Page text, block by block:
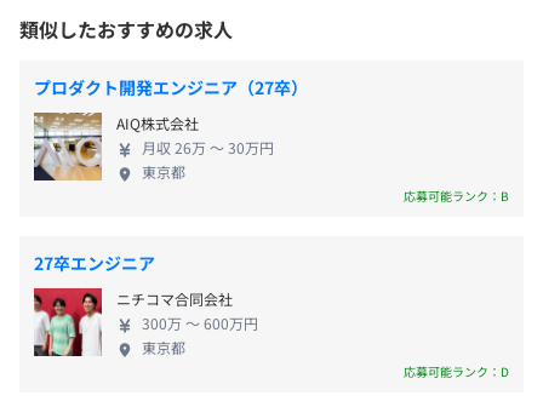
呂、キッチンといった各物件の写真へのキャプションも通
常であれば手入力ですが、画像認識機能を活用すれば一括
入力もできる仕様となっています。誰がやっても変わらな
い業務をシステムに任せることで、人材を有効活用し組織
全体の生産性を向上させることができます。
に制作できます。また、集客支援機能が実装されており、
自社サイトでどうやって反響を獲得していくかについて
も、『みらいえ』が蓄積したデータから自動で導き出し、
サポートをします。属人的であった部分がデータで明確に
なりますので、集客効率の大幅な向上が期待できる機能で
■東京メトロ丸の内線・都営新宿線「新宿三丁目駅」
B3（B5）より徒歩2分
■西武新宿線西武「新宿駅」南口より徒歩6分
■年末年始休暇
■年次有給休暇
■特別休暇
■GW休暇
■慶弔休暇
■産前・産後休暇
■育児休暇
■通勤手当（月2万上限）
■結婚祝い金、出産祝い金
前年度の月平均所定外労働時間の実績
前年度の有給休暇の平均取得日数
8.37日
前事業年度の育児休業取得者数／出産者数
男性1人/1人
技術が世の中を大きく進歩させた一方で、同時に大
きな情報格差を生み出しています。実際にその格差を
感じたのは、地域密着の小さな不動産店舗でのこ
と。 ご高齢の店主がPCでの業務に苦慮し、時代に置
き去りにされている姿を目の当たりにしました。そ
のとき、情報弱者を含む誰もが容易に活用でき
る、”人にやさしい”ITシステムの必要性を痛感した
に使えてボタン1つでやりたいことが実現できる世
界。そんな社会の実現に向けて、誰もが使える「UI
／UX」「自動化」を追求したサービスを開発・提供
しています。 【事業内容】 現在は自社サービス『み
らいえ』を用いて不動産会社様の経営課題解決とDX
類似したおすすめの求人
プロダクト開発エンジニア（27卒）
AIQ株式会社
月収 26万 〜 30万円
東京都
応募可能ランク：B
27卒エンジニア
ニチコマ合同会社
300万 〜 600万円
東京都
応募可能ランク：D